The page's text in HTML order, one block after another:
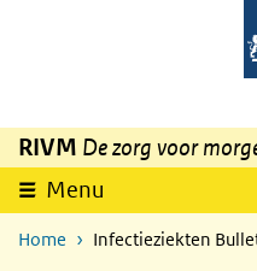
Overslaan en naar de inhoud
RIVM De zorg voor
Menu
Home Infectieziekten